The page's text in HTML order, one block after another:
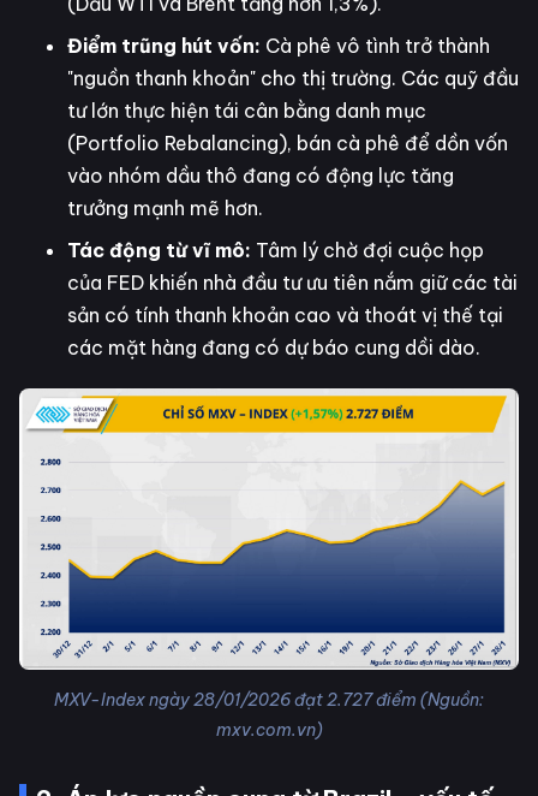
Điểm trũng hút vốn: Cà phê vô tình trở thành
"nguồn thanh khoản" cho thị trường. Các quỹ đầu
tư lớn thực hiện tái cân bằng danh mục
(Portfolio Rebalancing), bán cà phê để dồn vốn
vào nhóm dầu thô đang có động lực tăng
trưởng mạnh mẽ hơn.
Tác động từ vĩ mô: Tâm lý chờ đợi cuộc họp
của FED khiến nhà đầu tư ưu tiên nắm giữ các tài
sản có tính thanh khoản cao và thoát vị thế tại
các mặt hàng đang có dự báo cung dồi dào.
MXV-Index ngày 28/01/2026 đạt 2.727 điểm (Nguồn:
mxv.com.vn)